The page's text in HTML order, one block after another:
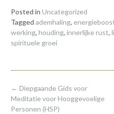
Posted in Uncategorized
Tagged ademhaling,
werking, houding, innerlijke rust,
spirituele groei
Post
navigation
← Diepgaande Gids voor
Meditatie voor Hooggevoelige
Personen (HSP)